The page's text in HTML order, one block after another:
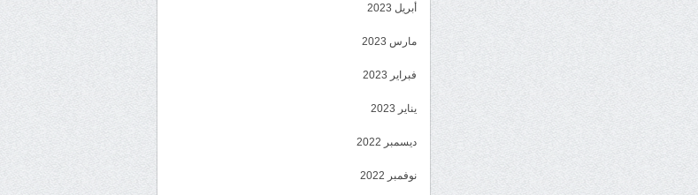
أبريل 2023
مارس 2023
فبراير 2023
يناير 2023
ديسمبر 2022
نوفمبر 2022